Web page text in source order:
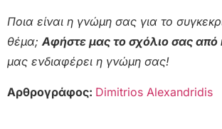
Ποια είναι η γνώμη σας για το
θέμα;Αφήστε μας το σχόλιο σας από
μας ενδιαφέρει η γνώμη σας!
Αρθρογράφος: Dimitrios Alexandridis